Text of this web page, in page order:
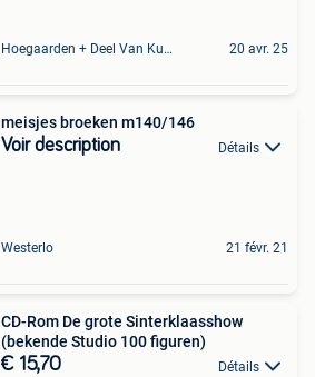
Hoegaarden + Deel Van Kumtich + Deel Van Tienen 20 avr. 25
meisjes broeken m140/146
Voir description Détails
Westerlo 21 févr. 21
CD-Rom De grote Sinterklaasshow
(bekende Studio 100 figuren)
€ 15,70 Détails